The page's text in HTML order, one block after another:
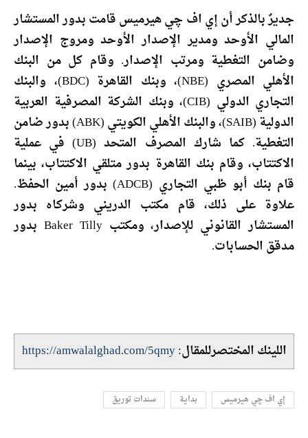
جديرٌ بالذكر أن إي اف چي هيرميس قامت بدور المستشار
المالي الأوحد ومدير الإصدار الأوحد ومروج الإصدار
وضامن التغطية ومرتب الإصدار. وقام كل من البنك
الأهلي المصري (NBE)، وبنك القاهرة (BDC)، والبنك
التجاري الدولي (CIB)، وبنك الشركة المصرفية العربية
الدولية (SAIB)، والبنك الأهلي الكويتي (ABK) بدور ضامن
التغطية. كما شارك المصرف المتحد (UB) في عملية
الاكتتاب، وقام بنك القاهرة بدور متلقي الاكتتاب، بينما
قام بنك أبو ظبي التجاري (ADCB) بدور أمين الحفظ.
علاوة على ذلك، قام مكتب الدريني وشركاه بدور
المستشار القانوني للإصدار، ومكتب Baker Tilly بدور
مدقق الحسابات.
اللينك المختصرللمقال:https://amwalalghad.com/5qmy
إي اف چي هيرميس بداية سندات توريق